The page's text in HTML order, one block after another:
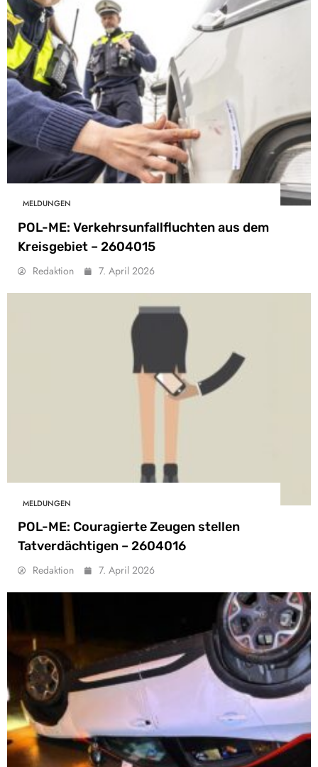
MELDUNGEN
POL-ME: Verkehrsunfallfluchten aus dem
Kreisgebiet – 2604015
Redaktion 7. April 2026
MELDUNGEN
POL-ME: Couragierte Zeugen stellen
Tatverdächtigen – 2604016
Redaktion 7. April 2026